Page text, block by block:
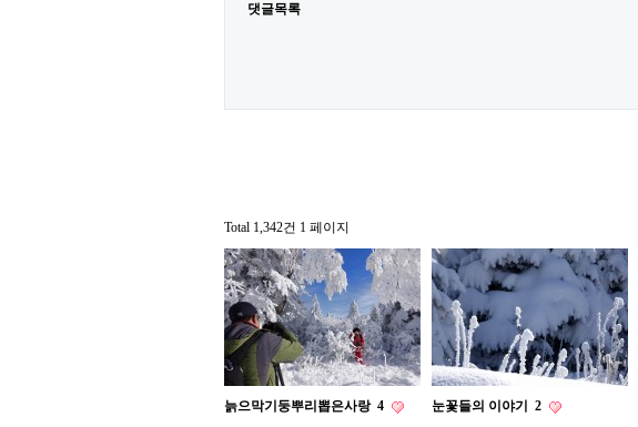
댓글목록
Total 1,342건 1 페이지
늙으막기둥뿌리뽑은사랑 4
눈꽃들의 이야기
2